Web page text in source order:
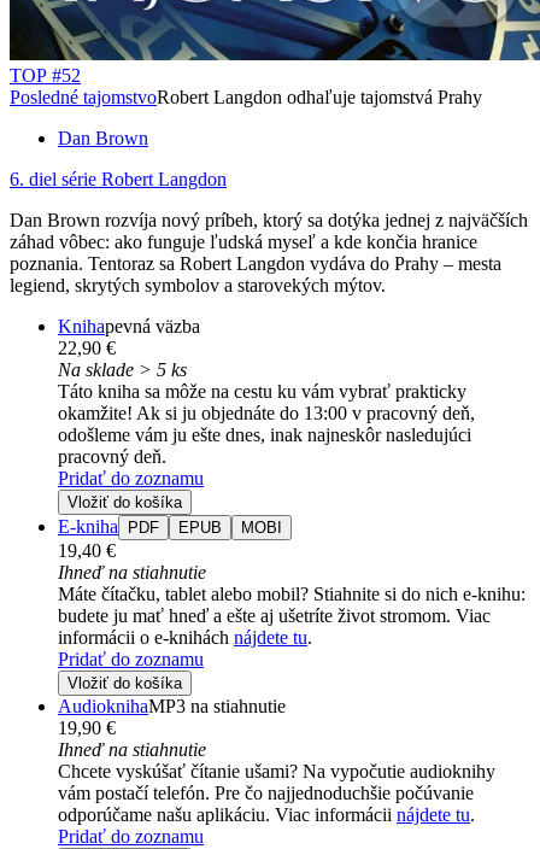
TOP #52
Posledné tajomstvoRobert Langdon odhaľuje tajomstvá Prahy
Dan Brown
6. diel série Robert Langdon
Dan Brown rozvíja nový príbeh, ktorý sa dotýka jednej z najväčších
záhad vôbec: ako funguje ľudská myseľ a kde končia hranice
poznania. Tentoraz sa Robert Langdon vydáva do Prahy – mesta
legiend, skrytých symbolov a starovekých mýtov.
Knihapevná väzba
22,90 €
Na sklade > 5 ks
Táto kniha sa môže na cestu ku vám vybrať prakticky
okamžite! Ak si ju objednáte do 13:00 v pracovný deň,
odošleme vám ju ešte dnes, inak najneskôr nasledujúci
pracovný deň.
Pridať do zoznamu
Vložiť do košíka
E-kniha PDF EPUB MOBI
19,40 €
Ihneď na stiahnutie
Máte čítačku, tablet alebo mobil? Stiahnite si do nich e-knihu:
budete ju mať hneď a ešte aj ušetríte život stromom. Viac
informácii o e-knihách nájdete tu.
Pridať do zoznamu
Vložiť do košíka
AudioknihaMP3 na stiahnutie
19,90 €
Ihneď na stiahnutie
Chcete vyskúšať čítanie ušami? Na vypočutie audioknihy
vám postačí telefón. Pre čo najjednoduchšie počúvanie
odporúčame našu aplikáciu. Viac informácii nájdete tu.
Pridať do zoznamu